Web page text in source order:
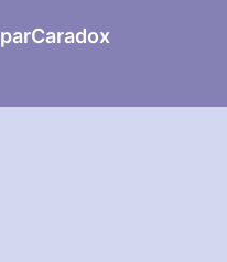
parCaradox